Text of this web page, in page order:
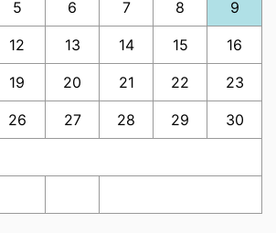
5 6 7 8 9
12 13 14 15 16
19 20 21 22 23
26 27 28 29 30